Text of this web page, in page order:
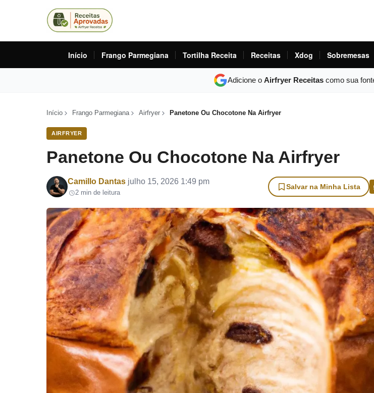
Início Frango Parmegiana Tortilha Receita Receitas Xdog Sobremesas
Adicione o Airfryer Receitas como sua
Início Frango Parmegiana Airfryer Panetone Ou Chocotone Na Airfryer
AIRFRYER
Panetone Ou Chocotone Na Airfryer
Por
Camillo Dantas julho 15, 2026 1:49 pm
2 min de leitura
Salvar na Minha Lista